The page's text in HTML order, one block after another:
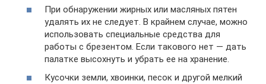
При обнаружении жирных или масляных пятен
удалять их не следует. В крайнем случае, можно
использовать специальные средства для
работы с брезентом. Если такового нет — дать
палатке высохнуть и убрать ее на хранение.
Кусочки земли, хвоинки, песок и другой мелкий